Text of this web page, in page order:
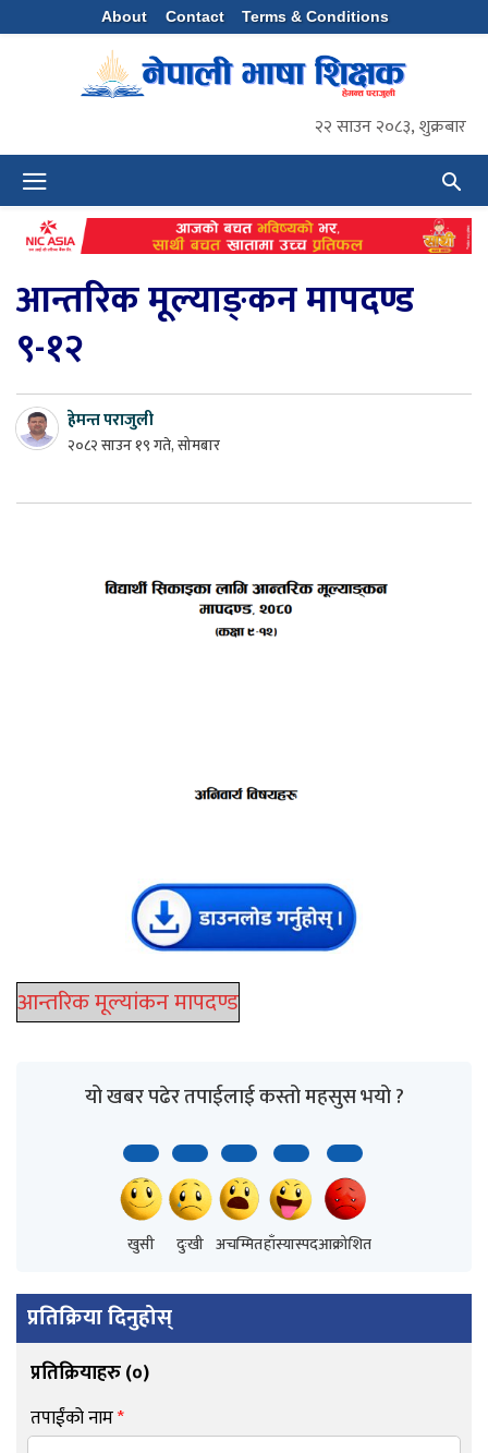
About Contact Terms & Conditions
२२ साउन २०८३, शुक्रबार
आन्तरिक मूल्‍याङ्‍कन मापदण्ड
९-१२
हेमन्त पराजुली
२०८२ साउन १९ गते, सोमबार
आन्तरिक मूल्यांकन मापदण्ड
यो खबर पढेर तपाईलाई कस्तो महसुस भयो ?
खुसी दुःखी अचम्मितहाँस्यास्पदआक्रोशित
प्रतिक्रिया दिनुहोस्
प्रतिक्रियाहरु (०)
तपाईंको नाम*